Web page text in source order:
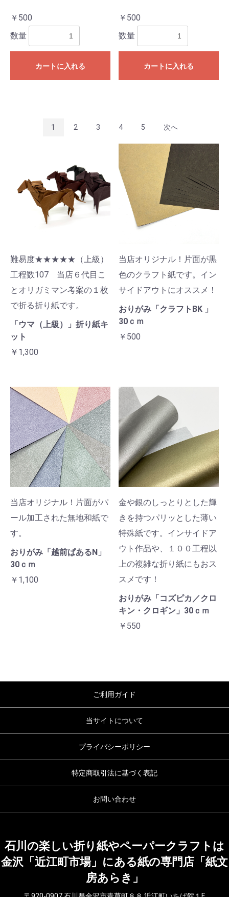
￥500
数量
カートに入れる
￥500
数量
カートに入れる
1 2 3 4 5 次へ
難易度★★★★★（上級）
工程数107 当店６代目こ
とオリガミマン考案の１枚
で折る折り紙です。
「ウマ（上級）」折り紙キ
ット
￥1,300
当店オリジナル！片面が黒
色のクラフト紙です。イン
サイドアウトにオススメ！
おりがみ「クラフトBK 」
30ｃｍ
￥500
当店オリジナル！片面がパ
ール加工された無地和紙で
す。
おりがみ「越前ぱあるN」
30ｃｍ
￥1,100
金や銀のしっとりとした輝
きを持つパリッとした薄い
特殊紙です。インサイドア
ウト作品や、１００工程以
上の複雑な折り紙にもおス
スメです！
おりがみ「コズピカ／クロ
キン・クロギン」30ｃｍ
￥550
ご利用ガイド
当サイトについて
プライバシーポリシー
特定商取引法に基づく表記
お問い合わせ
石川の楽しい折り紙やペーパークラフトは
金沢「近江町市場」にある紙の専門店「紙文
房あらき」